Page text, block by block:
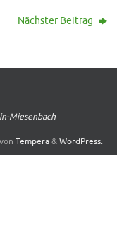
Nächster Beitrag
Miesenbach
Tempera&WordPress.